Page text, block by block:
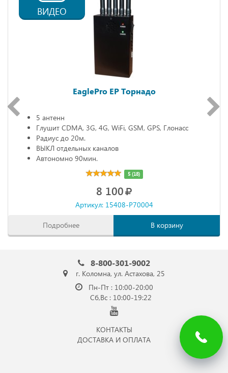
ВИДЕО
EaglePro EP Торнадо
5 антенн
Глушит CDMA, 3G, 4G, WiFi, GSM, GPS, Глонасс
Радиус до 20м.
ВЫКЛ отдельных каналов
Автономно 90мин.
5 (18)
8 100
Артикул: 15408-P70004
Подробнее В корзину
8-800-301-9002
г. Коломна, ул. Астахова, 25
Пн-Пт : 10:00-20:00
Сб,Вс : 10:00-19:22
КОНТАКТЫ
ДОСТАВКА И ОПЛАТА